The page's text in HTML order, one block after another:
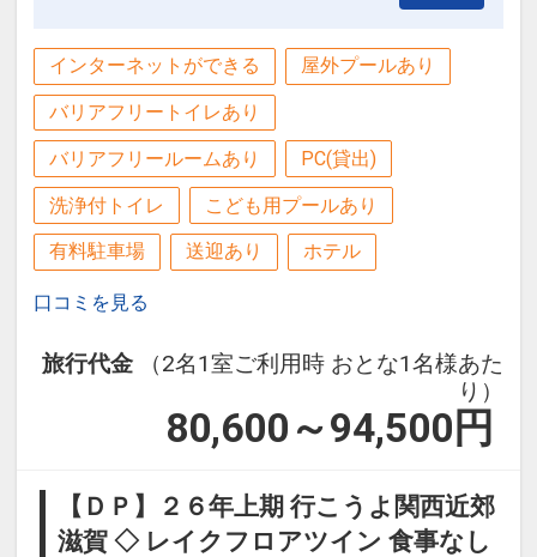
インターネットができる 屋外プールあり
バリアフリートイレあり
バリアフリールームあり PC(貸出)
洗浄付トイレ こども用プールあり
有料駐車場 送迎あり ホテル
口コミを見る
旅行代金
（2名1室ご利用時 おとな1名様あた
り）
80,600～94,500 円
【ＤＰ】２６年上期 行こうよ関西近郊
滋賀 ◇ レイクフロアツイン 食事なし